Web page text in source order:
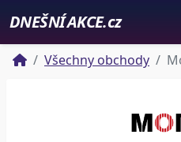
DNEŠNÍ AKCE.cz
Všechny obchody